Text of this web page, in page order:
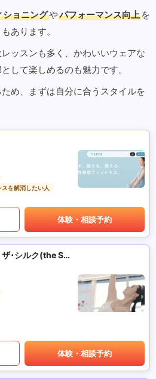
ショニングやパフォーマンス向上 を
あります。
ッスンも多く、かわいいウェアな
して楽しめるのも魅力です。
め、まずは自分に合うスタイルを
スを解消したい人
体験・相談予約
マシンピラティススタジオ ザ･シルク(the SILK)
体験・相談予約